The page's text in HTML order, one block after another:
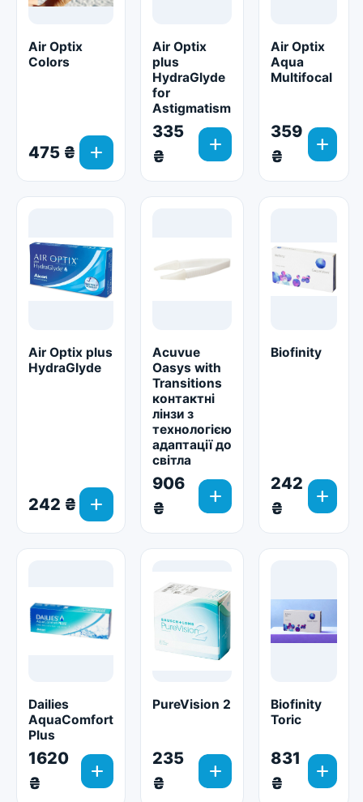
Air Optix
Colors
475 ₴ add
Air Optix
plus
HydraGlyde
for
Astigmatism
335
₴
add
Air Optix
Aqua
Multifocal
359
₴
add
Air Optix plus
HydraGlyde
242 ₴ add
Acuvue
Oasys with
Transitions
контактні
лінзи з
технологією
адаптації до
світла
906
₴
add
Biofinity
242
₴
add
Dailies
AquaСomfort
Plus
1620
₴
add
PureVision 2
235
₴
add
Biofinity
Toric
831
₴
add